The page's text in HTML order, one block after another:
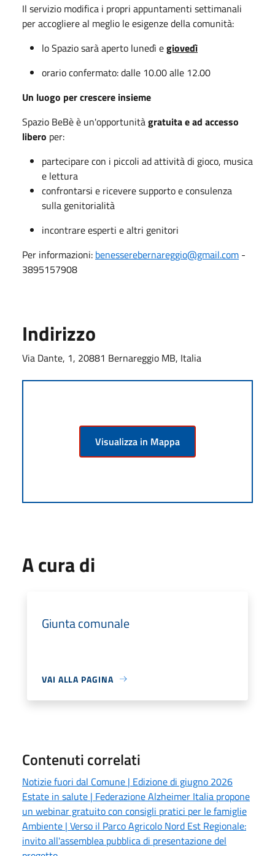
Il servizio modifica i propri appuntamenti settimanali
per accogliere al meglio le esigenze della comunità:
lo Spazio sarà aperto lunedì egiovedì
orario confermato: dalle 10.00 alle 12.00
Un luogo per crescere insieme
Spazio BeBè è un'opportunitàgratuita e ad accesso
libero per:
partecipare con i piccoli ad attività di gioco, musica
e lettura
confrontarsi e ricevere supporto e consulenza
sulla genitorialità
incontrare esperti e altri genitori
Per informazioni: benesserebernareggio@gmail.com -
3895157908
Indirizzo
Via Dante, 1, 20881 Bernareggio MB, Italia
Visualizza in Mappa
A cura di
Giunta comunale
VAI ALLA PAGINA
Contenuti correlati
Notizie fuori dal Comune | Edizione di giugno 2026
Estate in salute | Federazione Alzheimer Italia propone
un webinar gratuito con consigli pratici per le famiglie
Ambiente | Verso il Parco Agricolo Nord Est Regionale:
invito all'assemblea pubblica di presentazione del